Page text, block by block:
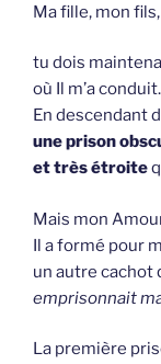
Ma fille, mon fils,
tu dois
où Il m’a conduit.
En descendant
une prison
et très étroite
Mais mon
Il a formé pour
un autre cachot
emprisonnait
La première